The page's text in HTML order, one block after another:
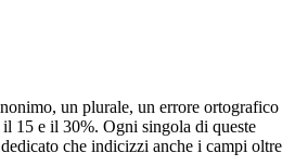
un plurale, un errore ortografico
15 e il 30%. Ogni singola di queste
che indicizzi anche i campi oltre